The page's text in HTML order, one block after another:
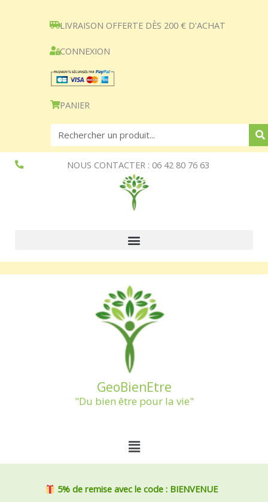
LIVRAISON OFFERTE DÈS 200 € D'ACHAT
CONNEXION
PANIER
Search
NOUS CONTACTER : 06 42 80 76 63
GeoBienEtre
"Du bien être pour la vie"
Menu
5% de remise avec le code : BIENVENUE